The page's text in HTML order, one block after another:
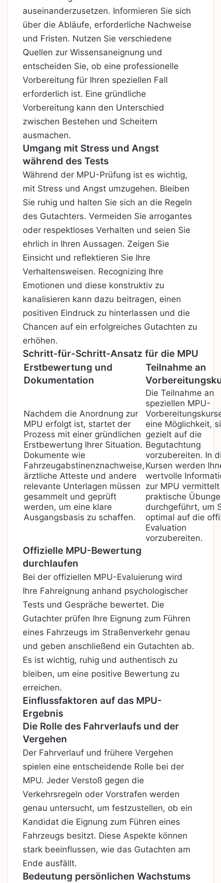
auseinanderzusetzen. Informieren Sie sich
über die Abläufe, erforderliche Nachweise
und Fristen. Nutzen Sie verschiedene
Quellen zur Wissensaneignung und
entscheiden Sie, ob eine professionelle
Vorbereitung für Ihren speziellen Fall
erforderlich ist. Eine gründliche
Vorbereitung kann den Unterschied
zwischen Bestehen und Scheitern
ausmachen.
Umgang mit Stress und Angst
während des Tests
Während der MPU-Prüfung ist es wichtig,
mit Stress und Angst umzugehen. Bleiben
Sie ruhig und halten Sie sich an die Regeln
des Gutachters. Vermeiden Sie arrogantes
oder respektloses Verhalten und seien Sie
ehrlich in Ihren Aussagen. Zeigen Sie
Einsicht und reflektieren Sie Ihre
Verhaltensweisen. Recognizing Ihre
Emotionen und diese konstruktiv zu
kanalisieren kann dazu beitragen, einen
positiven Eindruck zu hinterlassen und die
Chancen auf ein erfolgreiches Gutachten zu
erhöhen.
Schritt-für-Schritt-Ansatz für die MPU
Erstbewertung und
Dokumentation
Teilnahme an
Nachdem die Anordnung zur
MPU erfolgt ist, startet der
Prozess mit einer gründlichen
Erstbewertung Ihrer Situation.
Dokumente wie
Fahrzeugabstinenznachweise,
ärztliche Atteste und andere
relevante Unterlagen müssen
gesammelt und geprüft
werden, um eine klare
Ausgangsbasis zu schaffen.
Die Teilnahme an
speziellen MPU-
eine Möglichkeit,
gezielt auf die
Begutachtung
vorzubereiten. In
Kursen werden
wertvolle
zur MPU
praktische
durchgeführt, um
optimal auf die
Evaluation
vorzubereiten.
Offizielle MPU-Bewertung
durchlaufen
Bei der offiziellen MPU-Evaluierung wird
Ihre Fahreignung anhand psychologischer
Tests und Gespräche bewertet. Die
Gutachter prüfen Ihre Eignung zum Führen
eines Fahrzeugs im Straßenverkehr genau
und geben anschließend ein Gutachten ab.
Es ist wichtig, ruhig und authentisch zu
bleiben, um eine positive Bewertung zu
erreichen.
Einflussfaktoren auf das MPU-
Ergebnis
Die Rolle des Fahrverlaufs und der
Vergehen
Der Fahrverlauf und frühere Vergehen
spielen eine entscheidende Rolle bei der
MPU. Jeder Verstoß gegen die
Verkehrsregeln oder Vorstrafen werden
genau untersucht, um festzustellen, ob ein
Kandidat die Eignung zum Führen eines
Fahrzeugs besitzt. Diese Aspekte können
stark beeinflussen, wie das Gutachten am
Ende ausfällt.
Bedeutung persönlichen Wachstums